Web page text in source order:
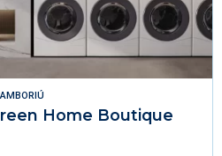
Home Boutique